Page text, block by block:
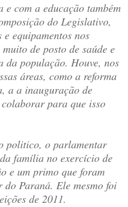
com a educação também
do Legislativo,
equipamentos nos
de posto de saúde e
da população. Houve, nos
áreas, como a reforma
a a inauguração de
colaborar para que isso
politico, o parlamentar
família no exercício de
e um primo que foram
Paraná. Ele mesmo foi
de 2011.